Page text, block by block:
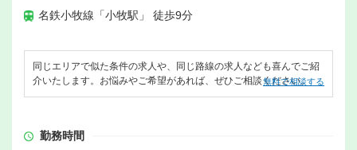
名鉄小牧線「小牧駅」 徒歩9分
同じエリアで似た条件の求人や、同じ路線の求人なども喜んでご紹
介いたします。お悩みやご希望があれば、ぜひご相談ください。
無料で相談する
勤務時間